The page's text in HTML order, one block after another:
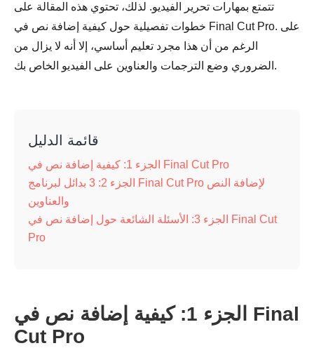
تتمتع بمهارات تحرير الفيديو. لذلك، تحتوي هذه المقالة على
خطوات تفصيلية حول كيفية إضافة نص في Final Cut Pro. على
الرغم من أن هذا مجرد تعليم أساسي، إلا أنه لا يزال من
الضروري وضع الترجمات والعناوين على الفيديو الخاص بك.
قائمة الدليل
الجزء 1: كيفية إضافة نص في Final Cut Pro
الجزء 2: 3 بدائل لبرنامج Final Cut Pro لإضافة النص
والعناوين
الجزء 3: الأسئلة الشائعة حول إضافة نص في Final Cut
Pro
الجزء 1: كيفية إضافة نص في Final
Cut Pro